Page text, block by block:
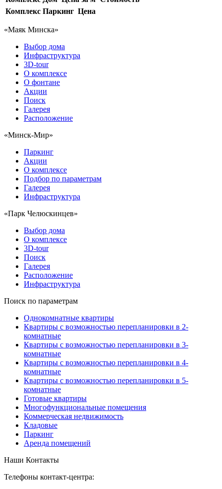
Комплекс Паркинг Цена
«Маяк Минска»
Выбор дома
Инфраструктура
3D-tour
О комплексе
О фонтане
Акции
Поиск
Галерея
Расположение
«Минск-Мир»
Паркинг
Акции
О комплексе
Подбор по параметрам
Галерея
Инфраструктура
«Парк Челюскинцев»
Выбор дома
О комплексе
3D-tour
Поиск
Галерея
Расположение
Инфраструктура
Поиск по параметрам
Однокомнатные квартиры
Квартиры с возможностью перепланировки в 2-
комнатные
Квартиры с возможностью перепланировки в 3-
комнатные
Квартиры с возможностью перепланировки в 4-
комнатные
Квартиры с возможностью перепланировки в 5-
комнатные
Готовые квартиры
Многофункциональные помещения
Коммерческая недвижимость
Кладовые
Паркинг
Аренда помещений
Наши Контакты
Телефоны контакт-центра: